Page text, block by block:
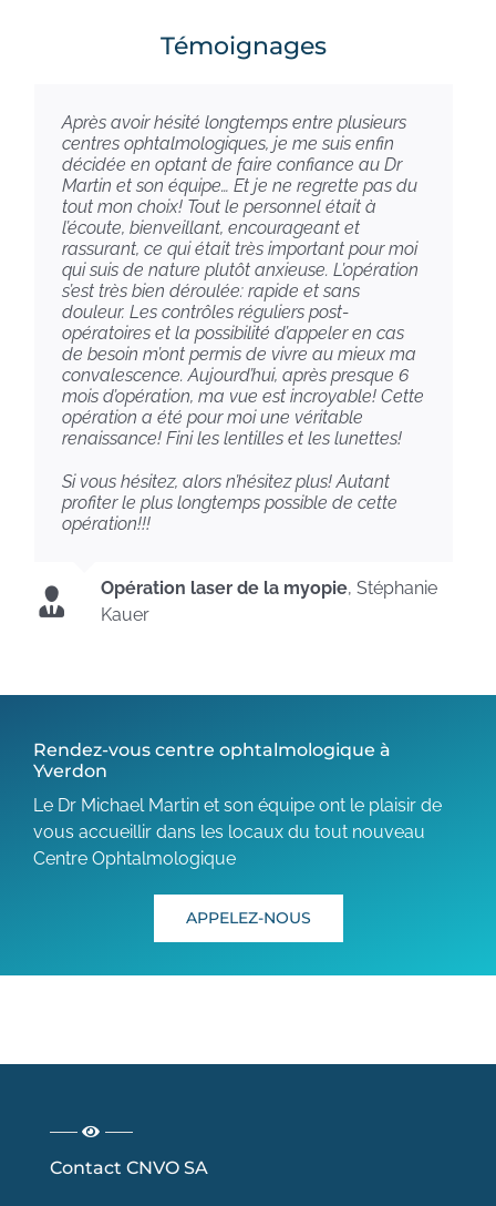
Témoignages
Après avoir hésité longtemps entre plusieurs
centres ophtalmologiques, je me suis enfin
décidée en optant de faire confiance au Dr
Martin et son équipe… Et je ne regrette pas du
tout mon choix! Tout le personnel était à
l’écoute, bienveillant, encourageant et
rassurant, ce qui était très important pour moi
qui suis de nature plutôt anxieuse. L’opération
s’est très bien déroulée: rapide et sans
douleur. Les contrôles réguliers post-
opératoires et la possibilité d’appeler en cas
de besoin m’ont permis de vivre au mieux ma
convalescence. Aujourd’hui, après presque 6
mois d’opération, ma vue est incroyable! Cette
opération a été pour moi une véritable
renaissance! Fini les lentilles et les lunettes!
Si vous hésitez, alors n’hésitez plus! Autant
profiter le plus longtemps possible de cette
opération!!!
Opération laser de la myopie,Stéphanie
Kauer
Rendez-vous centre ophtalmologique à
Yverdon
Le Dr Michael Martin et son équipe ont le plaisir de
vous accueillir dans les locaux du tout nouveau
Centre Ophtalmologique
APPELEZ-NOUS
Contact CNVO SA